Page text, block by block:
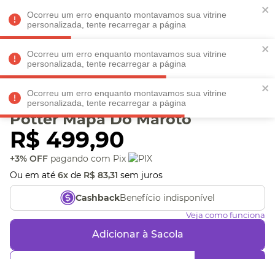
Ocorreu um erro enquanto montavamos sua vitrine
personalizada, tente recarregar a página
Ocorreu um erro enquanto montavamos sua vitrine
personalizada, tente recarregar a página
Ocorreu um erro enquanto montavamos sua vitrine
personalizada, tente recarregar a página
Faltam REGULAMENTO
Veja produtos perto de você! Informe seu CEP
Mochila Laptop Harry
Potter Mapa Do Maroto
R$ 499,90
+3% OFF pagando com Pix
Ou em até 6x de R$ 83,31 sem juros
CashbackBenefício indisponível
Veja como funciona
Adicionar à Sacola